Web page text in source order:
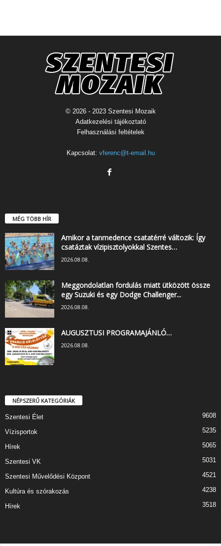
© 2026 - 2023 Szentesi Mozaik
Adatkezelési tájékoztató
Felhasználási feltételek
Kapcsolat: vferenc@t-email.hu
MÉG TÖBB HÍR
Amikor a tanmedence csatatérré változik: Így
csatáztak vízipisztolyokkal Szentes…
2026.08.08.
Meggondolatlan fordulás miatt ütközött össze
egy Suzuki és egy Dodge Challenger...
2026.08.08.
AUGUSZTUSI PROGRAMAJÁNLÓ…
2026.08.08.
NÉPSZERŰ KATEGÓRIÁK
Szentesi Élet 9608
Vízisportok 5235
Hírek 5065
Szentesi VK 5031
Szentesi Művelődési Központ 4521
Kultúra és szórakozás 4238
Hírek 3518